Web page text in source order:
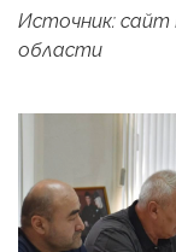
Источник:
области